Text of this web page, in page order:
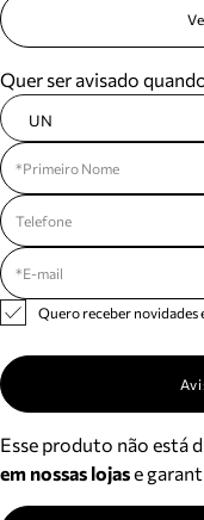
Quer ser avisado
UN
Quero receber novidades
Esse produto não está
em nossas lojase